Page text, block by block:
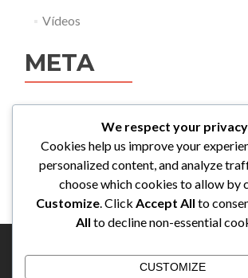
Vídeos
META
Acessar
Feed de posts
Feed de comentários
WordPress.org
We respect your privacy
Cookies help us improve your
personalized content, and analyze
choose which cookies to allow by
Customize. ClickAccept All to
All to decline non-essential
CUSTOMIZE